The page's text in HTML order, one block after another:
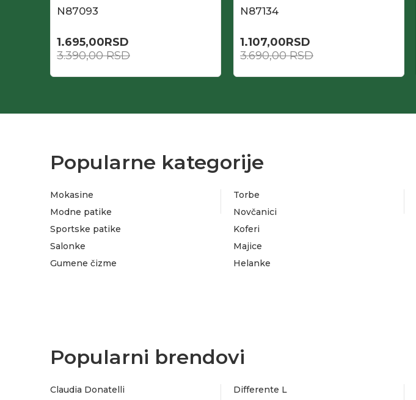
N87093
1.695,00RSD
3.390,00RSD
N87134
1.107,00RSD
3.690,00RSD
Popularne kategorije
Mokasine
Modne patike
Sportske patike
Salonke
Gumene čizme
Torbe
Novčanici
Koferi
Majice
Helanke
Popularni brendovi
Claudia Donatelli
Differente L